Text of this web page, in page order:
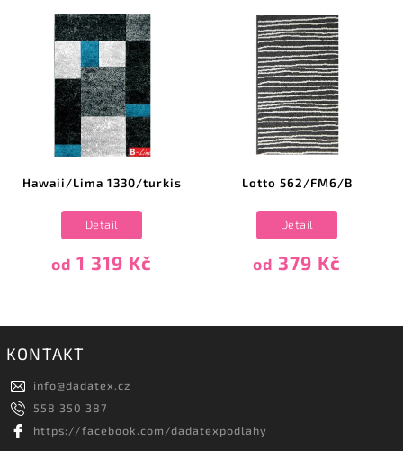
Hawaii/Lima 1330/turkis
od 1 319 Kč
Detail
Lotto 562/FM6/B
od 379 Kč
Detail
KONTAKT
info@dadatex.cz
558 350 387
https://facebook.com/dadatexpodlahy